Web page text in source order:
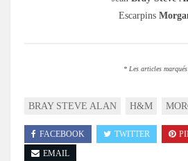
Escarpins
* Les articles
BRAY STEVE ALAN H&M
FACEBOOK TWITTER
EMAIL